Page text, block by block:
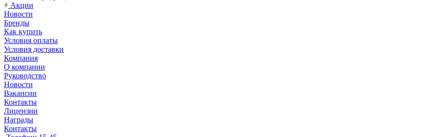
Акции
Новости
Бренды
Как купить
Условия оплаты
Условия доставки
Компания
О компании
Руководство
Новости
Вакансии
Контакты
Лицензии
Награды
Контакты